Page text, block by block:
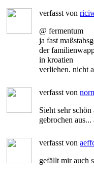
verfasst von
@ fermentum
ja fast
der
in kroatien
verliehen. nicht
verfasst von
Sieht sehr
gebrochen
verfasst von
gefällt mir auch